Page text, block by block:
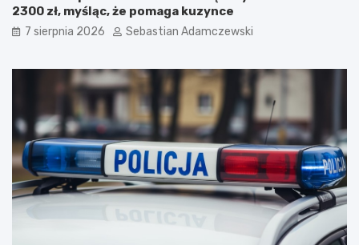
2300 zł, myśląc, że pomaga kuzynce
7 sierpnia 2026 Sebastian Adamczewski